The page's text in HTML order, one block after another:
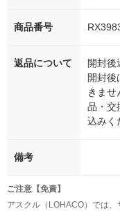
商品番号
返品について
開封後
開封後
きませ
品・交
込みく
備考
ご注意【免責】
アスクル（LOHACO）では